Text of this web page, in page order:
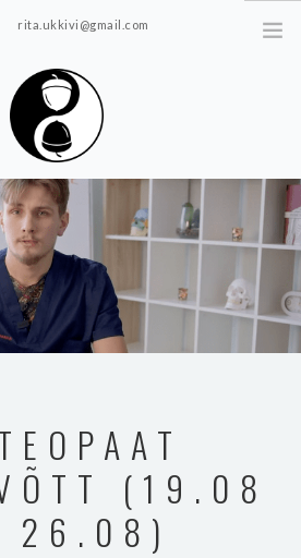
rita.ukkivi@gmail.com
STUUDIOST
TUNNIPLAAN
JOOGA/PILATES
TERAAPIA
ÜRITUSED
KONTAKT
(19.08
26.08)